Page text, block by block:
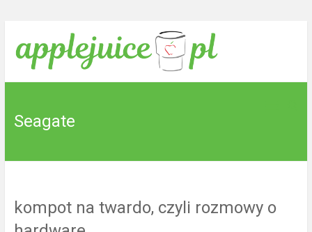
content
sok z
jabłek.
Seagate
kompot na twardo, czyli rozmowy o